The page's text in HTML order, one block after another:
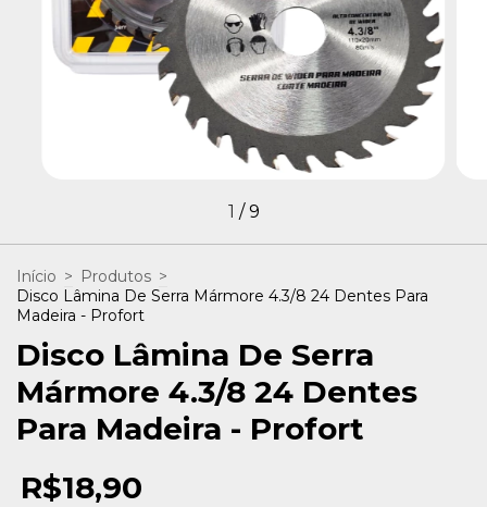
1 /9
Início > Produtos >
Disco Lâmina De Serra Mármore 4.3/8 24 Dentes Para
Madeira - Profort
Disco Lâmina De Serra
Mármore 4.3/8 24 Dentes
Para Madeira - Profort
R$18,90